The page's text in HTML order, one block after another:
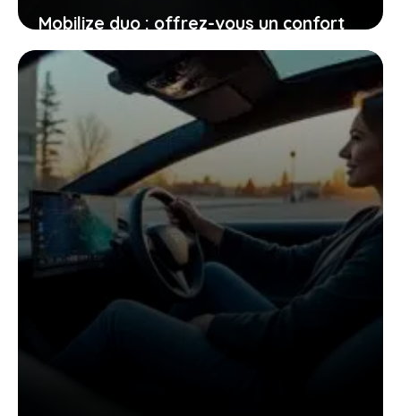
Mobilize duo : offrez-vous un confort
inégalé avec ce véhicule électrique
innovant
7 mars 2026